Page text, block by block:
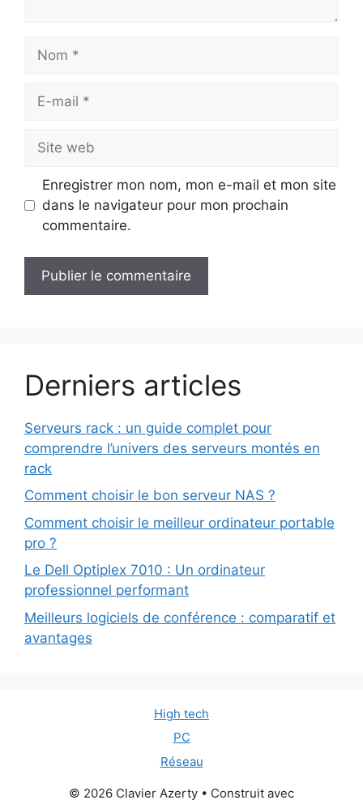
Nom
Site
web
Enregistrer mon nom, mon e-mail et mon site
dans le navigateur pour mon prochain
commentaire.
Derniers articles
Serveurs rack : un guide complet pour
comprendre l’univers des serveurs montés en
rack
Comment choisir le bon serveur NAS ?
Comment choisir le meilleur ordinateur portable
pro ?
Le Dell Optiplex 7010 : Un ordinateur
professionnel performant
Meilleurs logiciels de conférence : comparatif et
avantages
High tech
PC
Réseau
© 2026 Clavier Azerty • Construit avec